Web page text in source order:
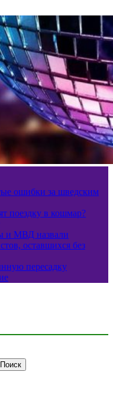
ошибки за шведским
поездку в кошмар?
и МВД назвали
оставшихся без
пересадку